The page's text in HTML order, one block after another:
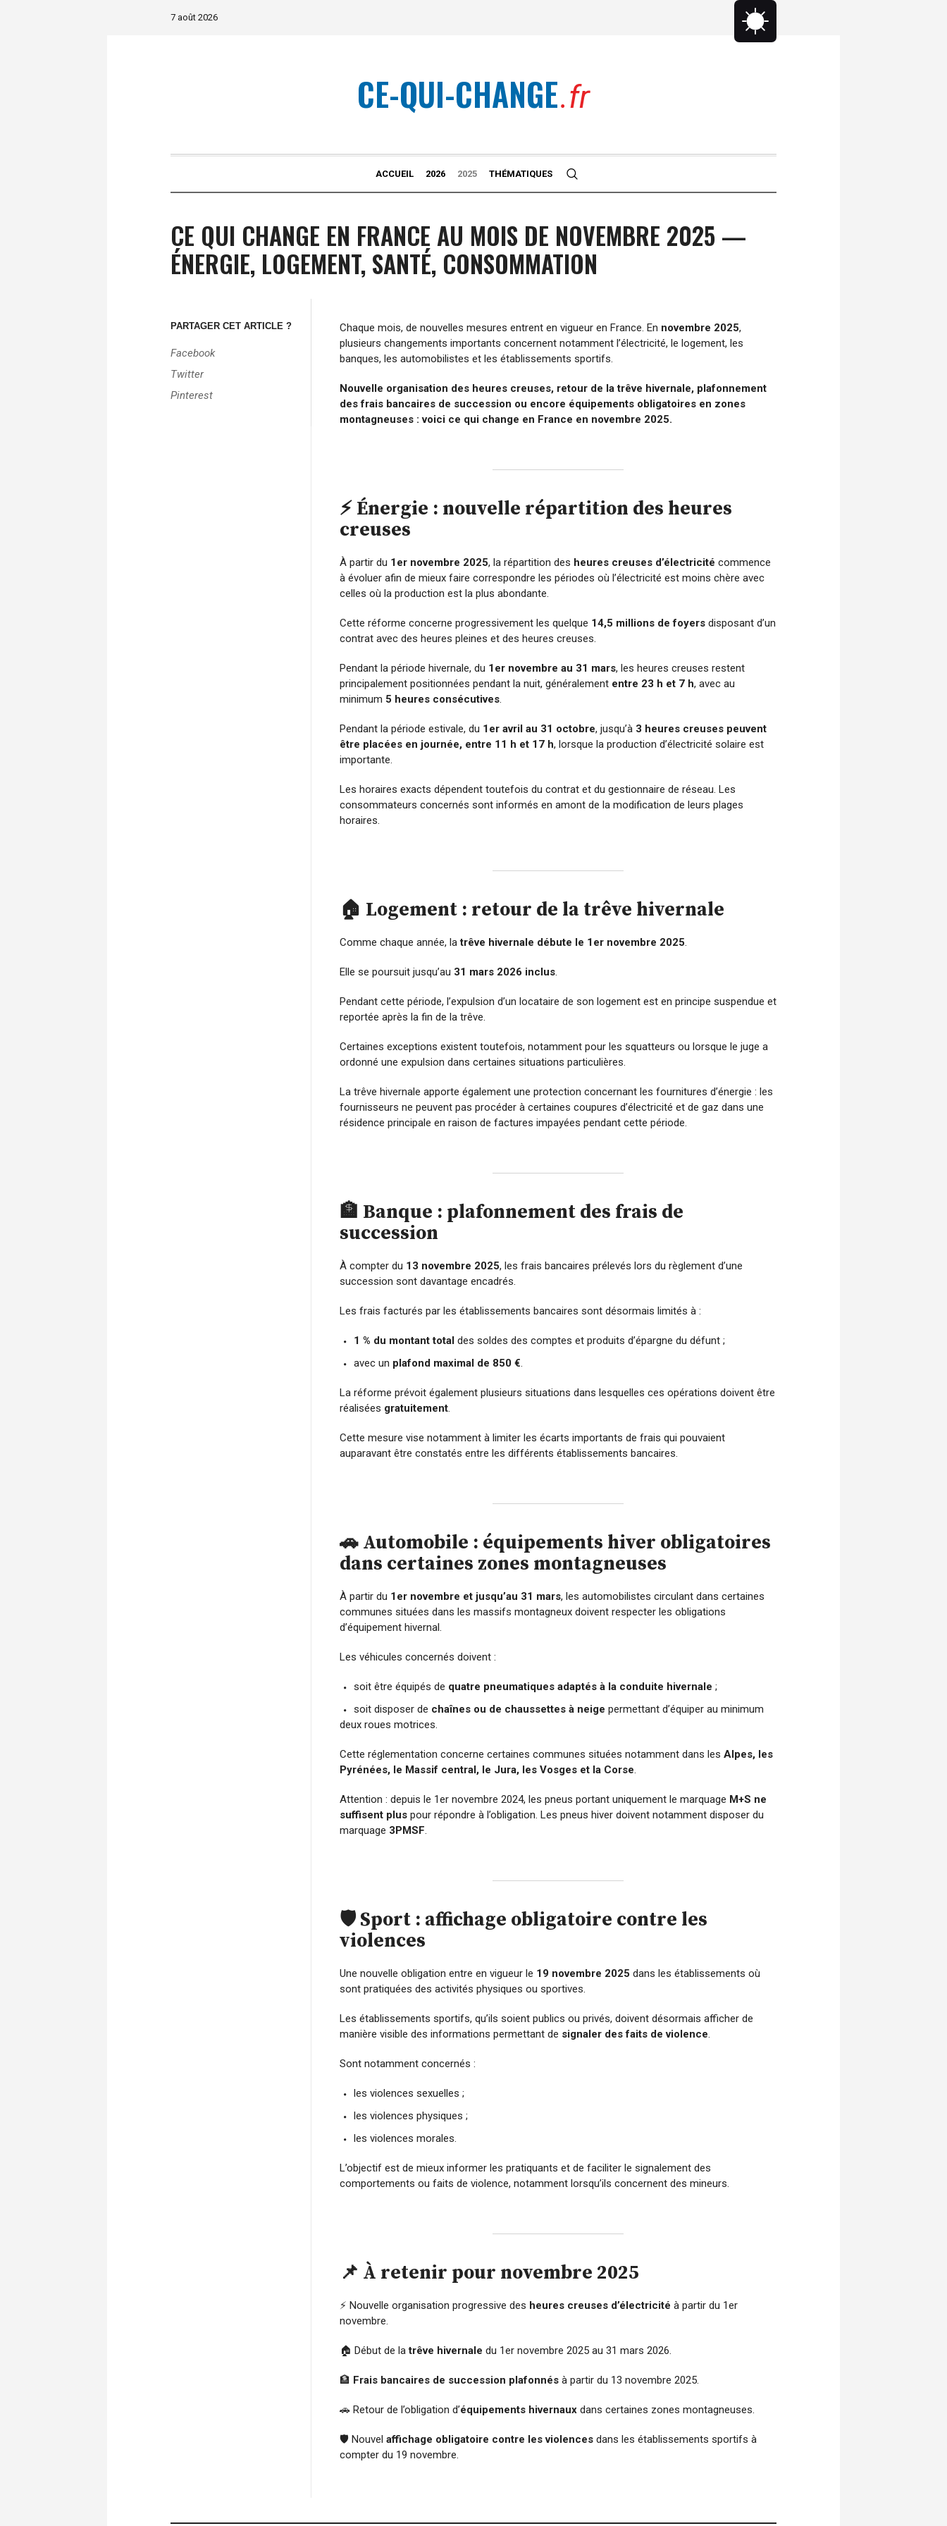
7 août 2026
CE-QUI-CHANGE.fr
ACCUEIL 2026 2025 THÉMATIQUES
CE QUI CHANGE EN FRANCE AU MOIS DE NOVEMBRE 2025 —
ÉNERGIE, LOGEMENT, SANTÉ, CONSOMMATION
PARTAGER CET ARTICLE ?
Facebook
Twitter
Pinterest
Chaque mois, de nouvelles mesures entrent en vigueur en France. En novembre 2025,
plusieurs changements importants concernent notamment l’électricité, le logement, les
banques, les automobilistes et les établissements sportifs.
Nouvelle organisation des heures creuses, retour de la trêve hivernale, plafonnement
des frais bancaires de succession ou encore équipements obligatoires en zones
montagneuses : voici ce qui change en France en novembre 2025.
⚡ Énergie : nouvelle répartition des heures
creuses
À partir du 1er novembre 2025, la répartition des heures creuses d’électricité commence
à évoluer afin de mieux faire correspondre les périodes où l’électricité est moins chère avec
celles où la production est la plus abondante.
Cette réforme concerne progressivement les quelque 14,5 millions de foyers disposant d’un
contrat avec des heures pleines et des heures creuses.
Pendant la période hivernale, du 1er novembre au 31 mars, les heures creuses restent
principalement positionnées pendant la nuit, généralement entre 23 h et 7 h, avec au
minimum 5 heures consécutives.
Pendant la période estivale, du 1er avril au 31 octobre, jusqu’à 3 heures creuses peuvent
être placées en journée, entre 11 h et 17 h, lorsque la production d’électricité solaire est
importante.
Les horaires exacts dépendent toutefois du contrat et du gestionnaire de réseau. Les
consommateurs concernés sont informés en amont de la modification de leurs plages
horaires.
🏠 Logement : retour de la trêve hivernale
Comme chaque année, latrêve hivernale débute le 1er novembre 2025.
Elle se poursuit jusqu’au 31 mars 2026 inclus.
Pendant cette période, l’expulsion d’un locataire de son logement est en principe suspendue et
reportée après la fin de la trêve.
Certaines exceptions existent toutefois, notamment pour les squatteurs ou lorsque le juge a
ordonné une expulsion dans certaines situations particulières.
La trêve hivernale apporte également une protection concernant les fournitures d’énergie : les
fournisseurs ne peuvent pas procéder à certaines coupures d’électricité et de gaz dans une
résidence principale en raison de factures impayées pendant cette période.
🏦 Banque : plafonnement des frais de
succession
À compter du 13 novembre 2025, les frais bancaires prélevés lors du règlement d’une
succession sont davantage encadrés.
Les frais facturés par les établissements bancaires sont désormais limités à :
1 % du montant total des soldes des comptes et produits d’épargne du défunt ;
avec un plafond maximal de 850 €.
La réforme prévoit également plusieurs situations dans lesquelles ces opérations doivent être
réalisées gratuitement.
Cette mesure vise notamment à limiter les écarts importants de frais qui pouvaient
auparavant être constatés entre les différents établissements bancaires.
🚗 Automobile : équipements hiver obligatoires
dans certaines zones montagneuses
À partir du 1er novembre et jusqu’au 31 mars, les automobilistes circulant dans certaines
communes situées dans les massifs montagneux doivent respecter les obligations
d’équipement hivernal.
Les véhicules concernés doivent :
soit être équipés de quatre pneumatiques adaptés à la conduite hivernale ;
soit disposer de chaînes ou de chaussettes à neige permettant d’équiper au minimum
deux roues motrices.
Cette réglementation concerne certaines communes situées notamment dans les Alpes, les
Pyrénées, le Massif central, le Jura, les Vosges et la Corse.
Attention : depuis le 1er novembre 2024, les pneus portant uniquement le marquage M+S ne
suffisent plus pour répondre à l’obligation. Les pneus hiver doivent notamment disposer du
marquage 3PMSF.
🛡️ Sport : affichage obligatoire contre les
violences
Une nouvelle obligation entre en vigueur le 19 novembre 2025 dans les établissements où
sont pratiquées des activités physiques ou sportives.
Les établissements sportifs, qu’ils soient publics ou privés, doivent désormais afficher de
manière visible des informations permettant de signaler des faits de violence.
Sont notamment concernés :
les violences sexuelles ;
les violences physiques ;
les violences morales.
L’objectif est de mieux informer les pratiquants et de faciliter le signalement des
comportements ou faits de violence, notamment lorsqu’ils concernent des mineurs.
📌 À retenir pour novembre 2025
⚡ Nouvelle organisation progressive des heures creuses d’électricité à partir du 1er
novembre.
🏠 Début de latrêve hivernale du 1er novembre 2025 au 31 mars 2026.
🏦 Frais bancaires de succession plafonnés à partir du 13 novembre 2025.
🚗 Retour de l’obligation d’équipements hivernaux dans certaines zones montagneuses.
🛡️ Nouvel affichage obligatoire contre les violences dans les établissements sportifs à
compter du 19 novembre.